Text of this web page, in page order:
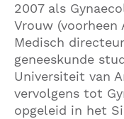
2007 als
Vrouw (voorheen
Medisch
geneeskunde
Universiteit van
vervolgens tot
opgeleid in het